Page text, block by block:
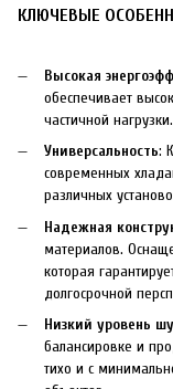
КЛЮЧЕВЫЕ
Высокая
обеспечивает
частичной нагрузки.
Универсальность:
современных
различных
Надежная
материалов.
которая
долгосрочной
Низкий уровень
балансировке и
тихо и с